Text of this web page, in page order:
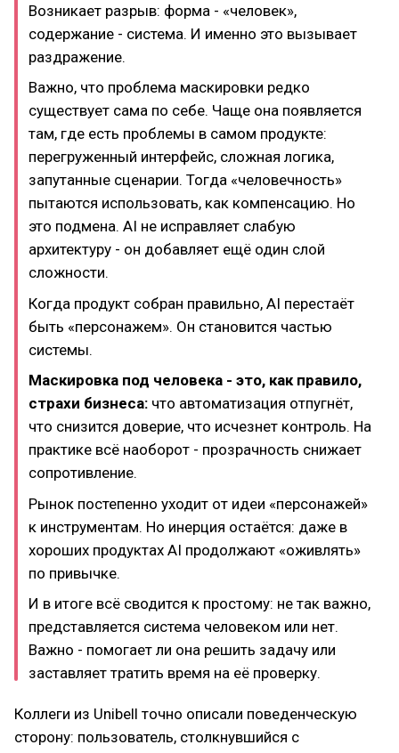
Возникает разрыв: форма - «человек»,
содержание - система. И именно это вызывает
раздражение.
Важно, что проблема маскировки редко
существует сама по себе. Чаще она появляется
там, где есть проблемы в самом продукте:
перегруженный интерфейс, сложная логика,
запутанные сценарии. Тогда «человечность»
пытаются использовать, как компенсацию. Но
это подмена. AI не исправляет слабую
архитектуру - он добавляет ещё один слой
сложности.
Когда продукт собран правильно, AI перестаёт
быть «персонажем». Он становится частью
системы.
Маскировка под человека - это, как правило,
страхи бизнеса: что автоматизация отпугнёт,
что снизится доверие, что исчезнет контроль. На
практике всё наоборот - прозрачность снижает
сопротивление.
Рынок постепенно уходит от идеи «персонажей»
к инструментам. Но инерция остаётся: даже в
хороших продуктах AI продолжают «оживлять»
по привычке.
И в итоге всё сводится к простому: не так важно,
представляется система человеком или нет.
Важно - помогает ли она решить задачу или
заставляет тратить время на её проверку.
Коллеги из Unibell точно описали поведенческую
сторону: пользователь, столкнувшийся с